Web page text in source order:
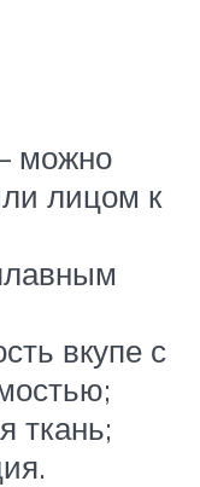
можно
лицом к
вкупе с
ткань;